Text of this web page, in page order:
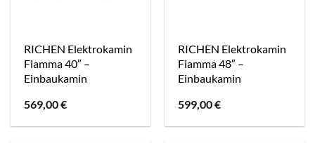
RICHEN Elektrokamin
Fiamma 40″ –
Einbaukamin
569,00€
RICHEN Elektrokamin
Fiamma 48″ –
Einbaukamin
599,00€